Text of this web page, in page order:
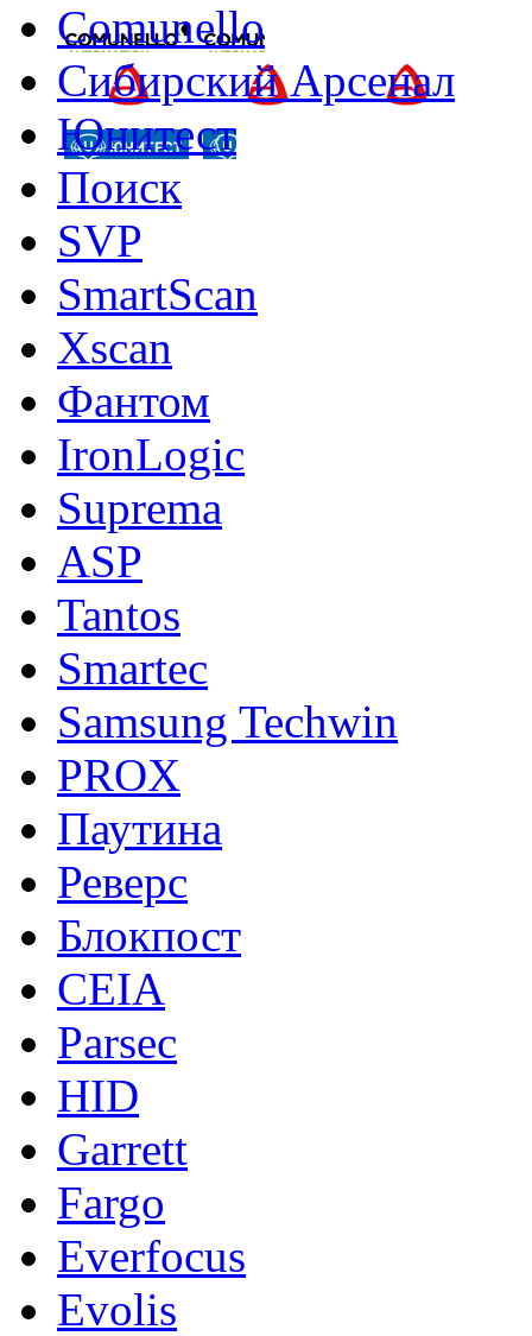
Comunello
Сибирский Арсенал
Юнитест
Поиск
SVP
SmartScan
Xscan
Фантом
IronLogic
Suprema
ASP
Tantos
Smartec
Samsung Techwin
PROX
Паутина
Реверс
Блокпост
CEIA
Parsec
HID
Garrett
Fargo
Everfocus
Evolis